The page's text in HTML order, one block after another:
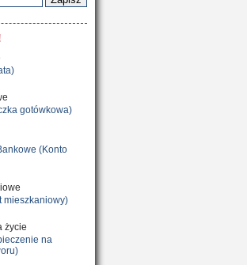
gotówkowa)
(Konto
mieszkaniowy)
życie
na